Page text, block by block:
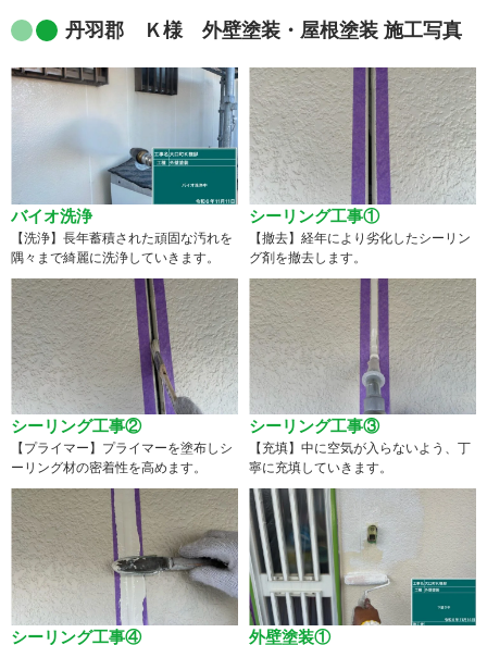
丹羽郡 Ｋ様 外壁塗装・屋根塗装 施工写真
バイオ洗浄
【洗浄】長年蓄積された頑固な汚れを
隅々まで綺麗に洗浄していきます。
シーリング工事①
【撤去】経年により劣化したシーリン
グ剤を撤去します。
シーリング工事②
【プライマー】プライマーを塗布しシ
ーリング材の密着性を高めます。
シーリング工事③
【充填】中に空気が入らないよう、丁
寧に充填していきます。
シーリング工事④ 外壁塗装①